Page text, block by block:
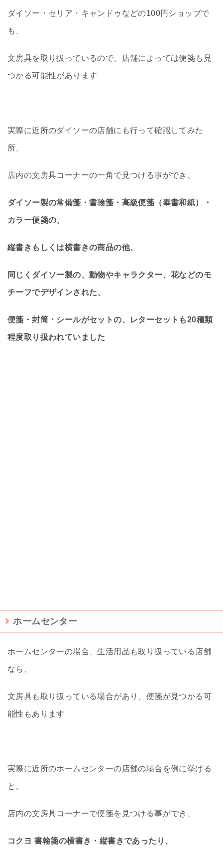
ダイソー・セリア・キャンドゥなどの100円ショップで
も、
文房具を取り扱っているので、店舗によっては便箋も見
つかる可能性があります
実際に近所のダイソーの店舗にも行って確認してみた
所、
店内の文房具コーナーの一角で見つける事ができ、
ダイソー製の常備箋・書翰箋・高級便箋（奉書和紙）・
カラー便箋の、
縦書きもしくは横書きの商品の他、
同じくダイソー製の、動物やキャラクター、花などのモ
チーフでデザインされた、
便箋・封筒・シールがセットの、レターセットも20種類
程度取り扱われていました
ホームセンター
ホームセンターの場合、生活用品も取り扱っている店舗
なら、
文房具も取り扱っている場合があり、便箋が見つかる可
能性もあります
実際に近所のホームセンターの店舗の場合を例に挙げる
と、
店内の文房具コーナーで便箋を見つける事ができ、
コクヨ 書翰箋の横書き・縦書きであったり、